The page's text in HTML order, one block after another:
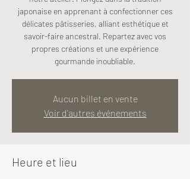
japonaise en apprenant à confectionner ces
délicates pâtisseries, alliant esthétique et
savoir-faire ancestral. Repartez avec vos
propres créations et une expérience
gourmande inoubliable.
Aucun billet en vente
Voir d'autres événements
Heure et lieu